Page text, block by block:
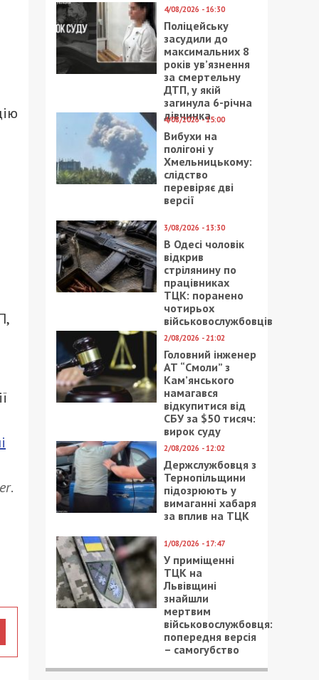
.
4/08/2026 - 16:30
Поліцейську
засудили до
максимальних 8
років ув’язнення
за смертельну
ДТП, у якій
загинула 6-річна
дівчинка
4/08/2026 - 15:00
Вибухи на
полігоні у
Хмельницькому:
слідство
перевіряє дві
версії
3/08/2026 - 13:30
В Одесі чоловік
відкрив
стрілянину по
працівниках
ТЦК: поранено
чотирьох
військовослужбовців
2/08/2026 - 21:02
Головний інженер
АТ “Смоли” з
Кам’янського
намагався
відкупитися від
СБУ за $50 тисяч:
вирок суду
2/08/2026 - 12:02
Держслужбовця з
Тернопільщини
підозрюють у
вимаганні хабаря
за вплив на ТЦК
1/08/2026 - 17:47
У приміщенні
ТЦК на
Львівщині
знайшли
мертвим
військовослужбовця:
попередня версія
– самогубство